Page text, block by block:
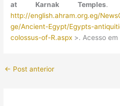
at Karnak Temples.
http://english.ahram.org.eg/
ge/Ancient-Egypt/Egypts-
colossus-of-R.aspx >. Acesso
← Post anterior